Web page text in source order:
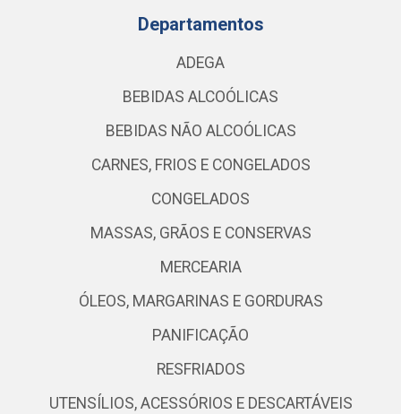
Departamentos
ADEGA
BEBIDAS ALCOÓLICAS
BEBIDAS NÃO ALCOÓLICAS
CARNES, FRIOS E CONGELADOS
CONGELADOS
MASSAS, GRÃOS E CONSERVAS
MERCEARIA
ÓLEOS, MARGARINAS E GORDURAS
PANIFICAÇÃO
RESFRIADOS
UTENSÍLIOS, ACESSÓRIOS E DESCARTÁVEIS